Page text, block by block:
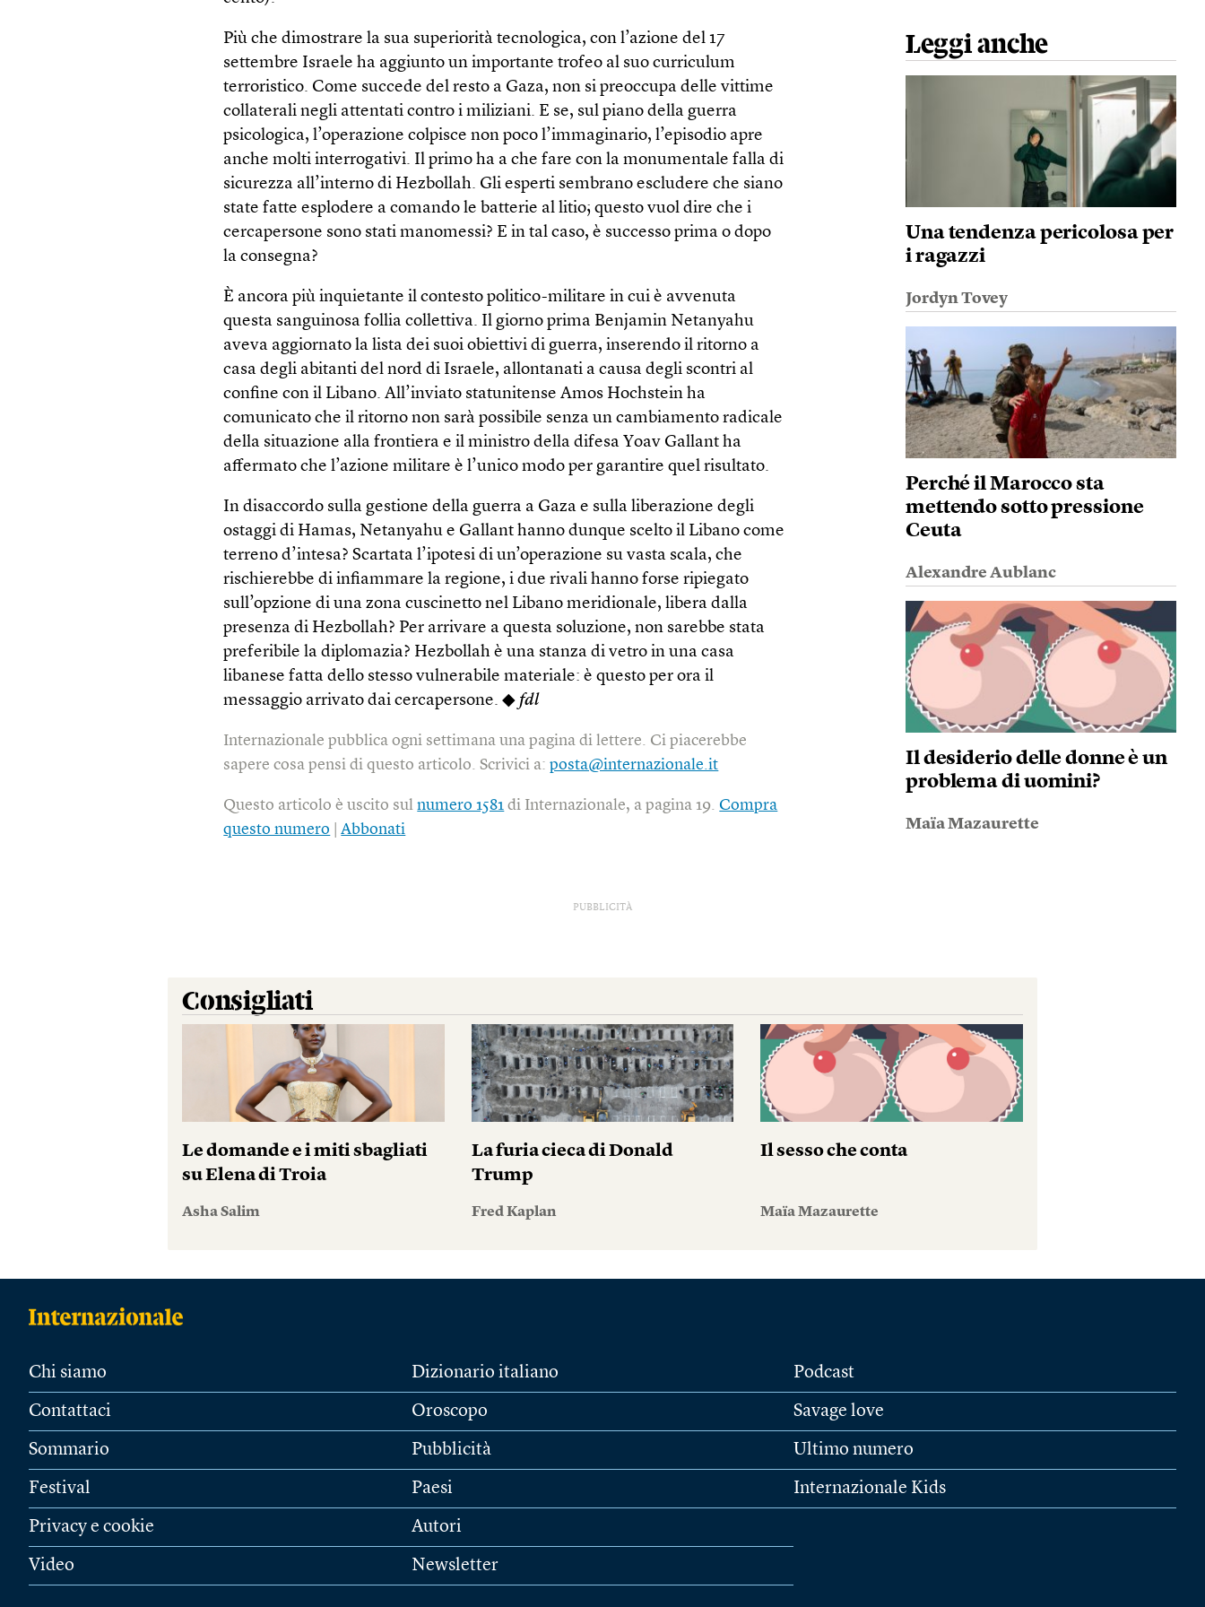
Più che dimostrare la sua superiorità tecnologica, con l’azione del 17
settembre Israele ha aggiunto un importante trofeo al suo curriculum
terroristico. Come succede del resto a Gaza, non si preoccupa delle vittime
collaterali negli attentati contro i miliziani. E se, sul piano della guerra
psicologica, l’operazione colpisce non poco l’immaginario, l’episodio apre
anche molti interrogativi. Il primo ha a che fare con la monumentale falla di
sicurezza all’interno di Hezbollah. Gli esperti sembrano escludere che siano
state fatte esplodere a comando le batterie al litio; questo vuol dire che i
cercapersone sono stati manomessi? E in tal caso, è successo prima o dopo
la consegna?
È ancora più inquietante il contesto politico-militare in cui è avvenuta
questa sanguinosa follia collettiva. Il giorno prima Benjamin Netanyahu
aveva aggiornato la lista dei suoi obiettivi di guerra, inserendo il ritorno a
casa degli abitanti del nord di Israele, allontanati a causa degli scontri al
confine con il Libano. All’inviato statunitense Amos Hochstein ha
comunicato che il ritorno non sarà possibile senza un cambiamento radicale
della situazione alla frontiera e il ministro della difesa Yoav Gallant ha
affermato che l’azione militare è l’unico modo per garantire quel risultato.
In disaccordo sulla gestione della guerra a Gaza e sulla liberazione degli
ostaggi di Hamas, Netanyahu e Gallant hanno dunque scelto il Libano come
terreno d’intesa? Scartata l’ipotesi di un’operazione su vasta scala, che
rischierebbe di infiammare la regione, i due rivali hanno forse ripiegato
sull’opzione di una zona cuscinetto nel Libano meridionale, libera dalla
presenza di Hezbollah? Per arrivare a questa soluzione, non sarebbe stata
preferibile la diplomazia? Hezbollah è una stanza di vetro in una casa
libanese fatta dello stesso vulnerabile materiale: è questo per ora il
messaggio arrivato dai cercapersone. ◆ fdl
Internazionale pubblica ogni settimana una pagina di lettere. Ci piacerebbe
sapere cosa pensi di questo articolo. Scrivici a:posta@internazionale.it
Questo articolo è uscito sulnumero 1581 di Internazionale, a pagina 19.Compra
questo numero |Abbonati
Leggi anche
Una tendenza pericolosa per
i ragazzi
Jordyn Tovey
Perché il Marocco sta
mettendo sotto pressione
Ceuta
Alexandre Aublanc
Il desiderio delle donne è un
problema di uomini?
Maïa Mazaurette
PUBBLICITÀ
Consigliati
Le domande e i miti sbagliati
su Elena di Troia
Asha Salim
La furia cieca di Donald
Trump
Fred Kaplan
Il sesso che conta
Maïa Mazaurette
Chi siamo
Contattaci
Sommario
Festival
Privacy e cookie
Video
Dizionario italiano
Oroscopo
Pubblicità
Paesi
Autori
Newsletter
Podcast
Savage love
Ultimo numero
Internazionale Kids